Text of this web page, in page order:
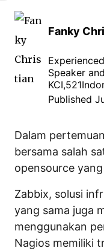
F
a
n
k
h
r
i
s
t
i
Fanky
Speaker
Published
Dalam
bersama salah
opensource
Zabbix, solusi
yang sama juga
menggunakan
Nagios memiliki